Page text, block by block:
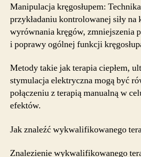
Manipulacja kręgosłupem:
przykładaniu kontrolowanej siły na
wyrównania kręgów, zmniejszenia
i poprawy ogólnej funkcji
Metody takie jak terapia ciepłem,
stymulacja elektryczna mogą być
połączeniu z terapią manualną w
efektów.
Jak znaleźć wykwalifikowanego
Znalezienie wykwalifikowanego